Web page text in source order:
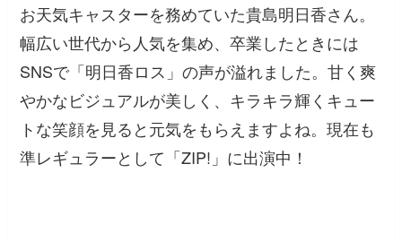
お天気キャスターを務めていた貴島明日香さん。
幅広い世代から人気を集め、卒業したときには
SNSで「明日香ロス」の声が溢れました。甘く爽
やかなビジュアルが美しく、キラキラ輝くキュー
トな笑顔を見ると元気をもらえますよね。現在も
準レギュラーとして「ZIP!」に出演中！